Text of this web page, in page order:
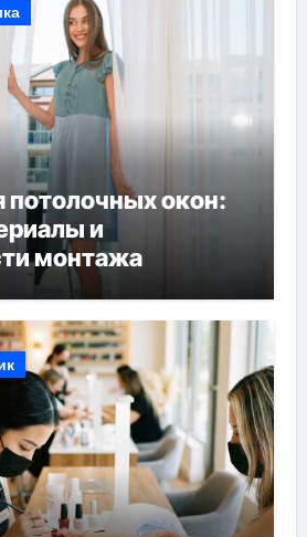
окон:
и
монтажа